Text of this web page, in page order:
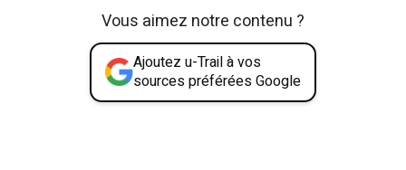
Vous aimez notre contenu ?
Ajoutez u-Trail à vos
sources préférées Google